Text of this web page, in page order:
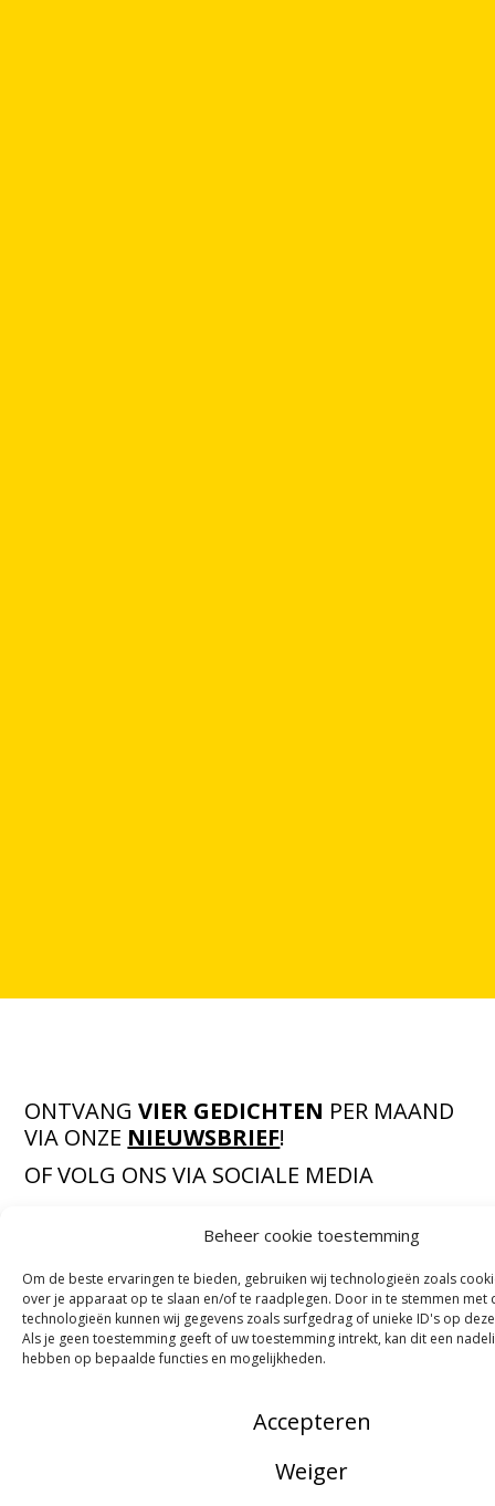
Beheer cookie toestemming
Om de beste ervaringen te bieden, gebruiken wij technologieën zoals
over je apparaat op te slaan en/of te raadplegen. Door in te stemmen met
technologieën kunnen wij gegevens zoals surfgedrag of unieke ID's op
Als je geen toestemming geeft of uw toestemming intrekt, kan dit een
hebben op bepaalde functies en mogelijkheden.
Accepteren
Weiger
ONTVANGVIER GEDICHTEN PER MAAND
VIA ONZE NIEUWSBRIEF!
OF VOLG ONS VIA SOCIALE MEDIA
NOORDWOORD
Munnekeholm 2
9711 JA Groningen